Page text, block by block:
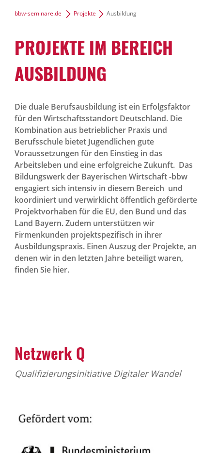
bbw-seminare.de Projekte Ausbildung
PROJEKTE IM BEREICH
AUSBILDUNG
Die duale Berufsausbildung ist ein Erfolgsfaktor
für den Wirtschaftsstandort Deutschland. Die
Kombination aus betrieblicher Praxis und
Berufsschule bietet Jugendlichen gute
Voraussetzungen für den Einstieg in das
Arbeitsleben und eine erfolgreiche Zukunft. Das
Bildungswerk der Bayerischen Wirtschaft -bbw
engagiert sich intensiv in diesem Bereich und
koordiniert und verwirklicht öffentlich geförderte
Projektvorhaben für die EU, den Bund und das
Land Bayern. Zudem unterstützen wir
Firmenkunden projektspezifisch in ihrer
Ausbildungspraxis. Einen Auszug der Projekte, an
denen wir in den letzten Jahre beteiligt waren,
finden Sie hier.
Netzwerk Q
Qualifizierungsinitiative Digitaler Wandel